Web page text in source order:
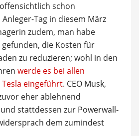
schon
Tag in diesem März
zudem, man habe
gefunden, die Kosten für
zu reduzieren; wohl in den
werde es bei allen
eingeführt. CEO Musk,
eher ablehnend
stattdessen zur Powerwall-
dem zumindest